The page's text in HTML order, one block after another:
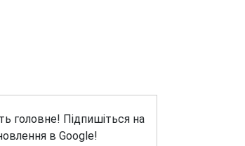
головне! Підпишіться на
в Google!